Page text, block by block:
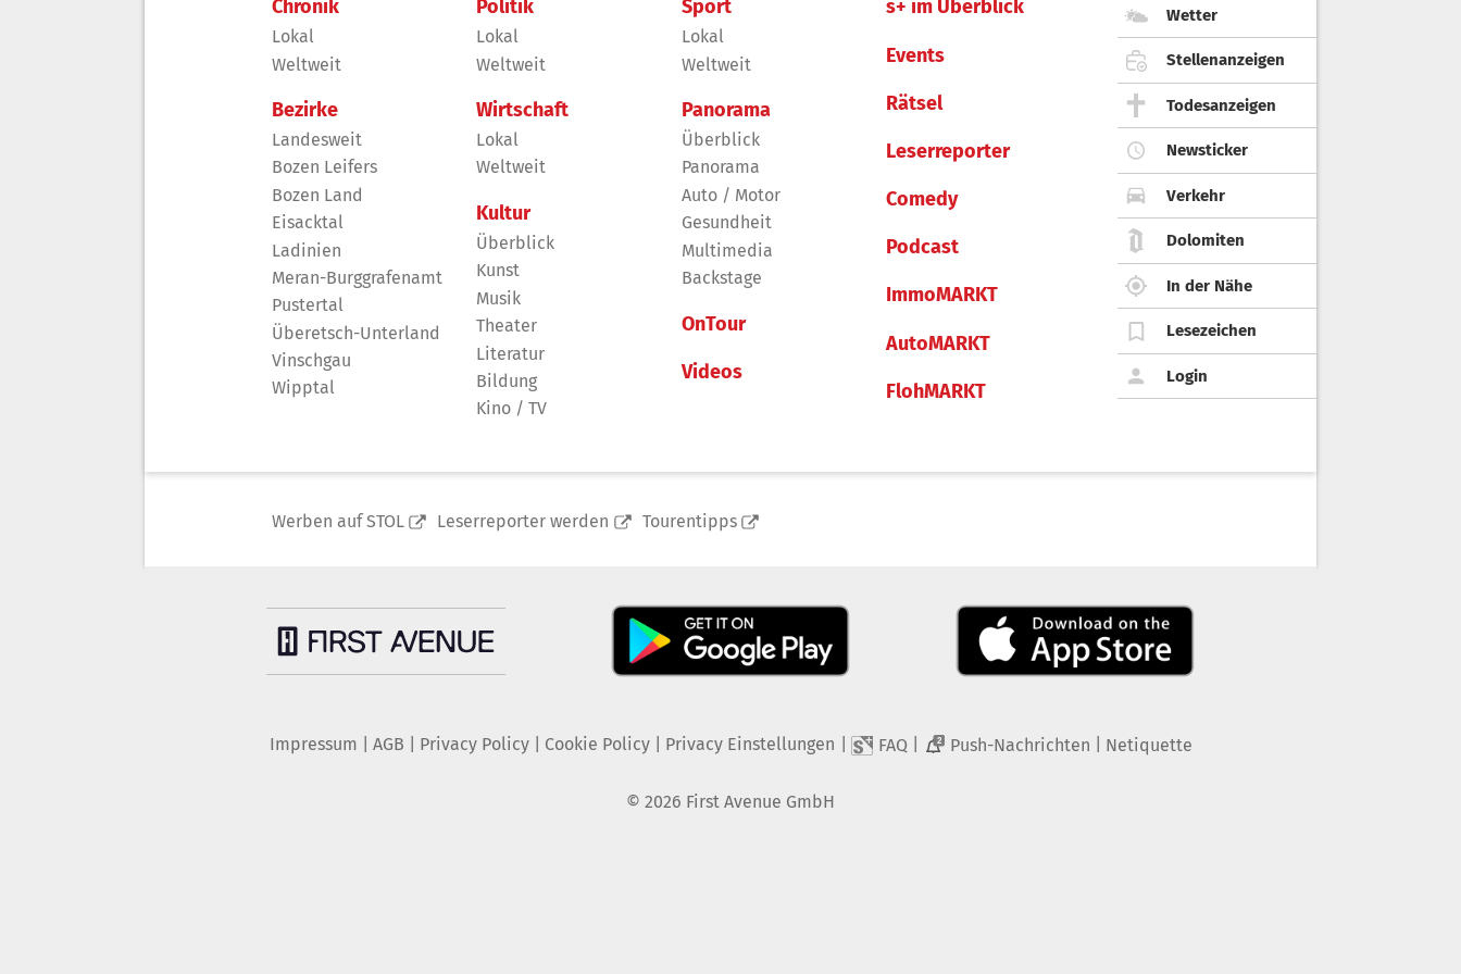
Chronik
Lokal
Weltweit
Bezirke
Landesweit
Bozen Leifers
Bozen Land
Eisacktal
Ladinien
Meran-Burggrafenamt
Pustertal
Überetsch-Unterland
Vinschgau
Wipptal
Politik
Lokal
Weltweit
Wirtschaft
Lokal
Weltweit
Kultur
Überblick
Kunst
Musik
Theater
Literatur
Bildung
Kino / TV
Sport
Lokal
Weltweit
Panorama
Überblick
Panorama
Auto / Motor
Gesundheit
Multimedia
Backstage
OnTour
Videos
s+ im Überblick
Events
Rätsel
Leserreporter
Comedy
Podcast
ImmoMARKT
AutoMARKT
FlohMARKT
Wetter
Stellenanzeigen
Todesanzeigen
Newsticker
Verkehr
Dolomiten
In der Nähe
Lesezeichen
Login
Werben auf STOL Leserreporter werden Tourentipps
Impressum AGB Privacy Policy| Cookie Policy| Privacy Einstellungen FAQ 2 Push-Nachrichten Netiquette
© 2026 First Avenue GmbH